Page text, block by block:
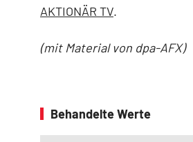
AKTIONÄR TV.
(mit Material von dpa-AFX)
Behandelte Werte